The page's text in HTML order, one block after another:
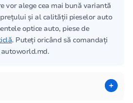
vor alege cea mai bună variantă
și al calității pieselor auto
optice auto, piese de
. Puteți oricând să comandați